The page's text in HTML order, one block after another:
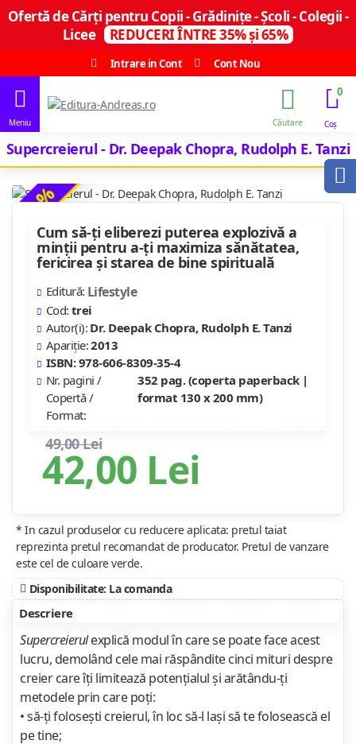
Ofertă de Cărți pentru Copii - Grădinițe - Școli - Colegii -
Licee
REDUCERI ÎNTRE 35% și 65%
Intrare in Cont
Cont Nou
0
Supercreierul - Dr. Deepak Chopra, Rudolph E. Tanzi
-14 %
42,00 Lei
49,00 Lei
Cum să-ţi eliberezi puterea explozivă a
minţii pentru a-ţi maximiza sănătatea,
fericirea şi starea de bine spirituală
Editură: Lifestyle
Cod: trei
Autor(i): Dr. Deepak Chopra, Rudolph E. Tanzi
Apariție:2013
ISBN: 978-606-8309-35-4
Nr. pagini /
Copertă /
Format:
352 pag. (coperta paperback |
format 130 x 200 mm)
* In cazul produselor cu reducere aplicata: pretul taiat
reprezinta pretul recomandat de producator. Pretul de vanzare
este cel de culoare verde.
Disponibilitate: La comanda
Descriere
Supercreierulexplică modul în care se poate face acest
lucru, demolând cele mai răspândite cinci mituri despre
creier care îţi limitează potenţialul şi arătându-ţi
metodele prin care poţi:
• să-ţi foloseşti creierul, în loc să-l laşi să te folosească el
pe tine;